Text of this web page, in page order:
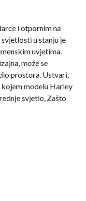
i otpornim na
u stanju je
uvjetima.
može se
prostora. Ustvari,
modelu Harley
svjetlo, Zašto